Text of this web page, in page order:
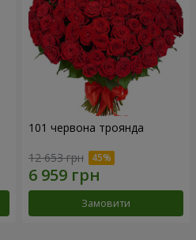
101 червона троянда
12 653 грн
Замовити